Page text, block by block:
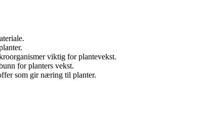
viktig for plantevekst.
for planters vekst.
som gir næring til planter.